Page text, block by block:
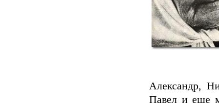
Александр,
Павел и еще